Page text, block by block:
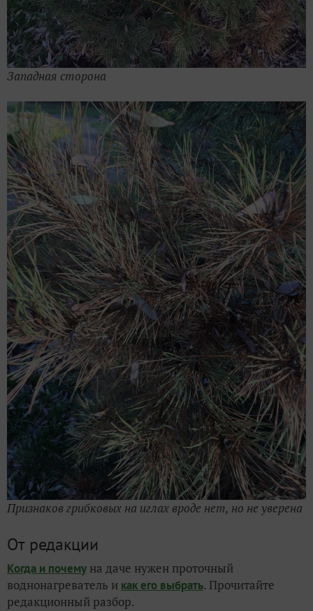
Западная сторона
Признаков грибковых на иглах вроде нет, но не уверена
От редакции
Когда и почему на даче нужен проточный
воднонагреватель и как его выбрать. Прочитайте
редакционный разбор.